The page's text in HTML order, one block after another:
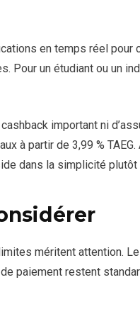
en temps réel pour
Pour un étudiant ou un
important ni
à partir de 3,99 %
dans la simplicité
méritent attention.
paiement restent